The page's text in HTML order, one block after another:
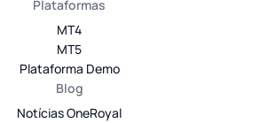
Plataformas
MT4
MT5
Plataforma Demo
Blog
Notícias OneRoyal